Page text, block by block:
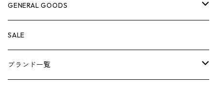
ケミカル
その他
冬季用品
その他
クーラーボックス
ナイフ
車外グッズ
芳香剤
トップス
ボトムス
アンダーウェア
GENERAL GOODS
ウォレット
エアーフレッシュナー
SALE
ブランド一覧